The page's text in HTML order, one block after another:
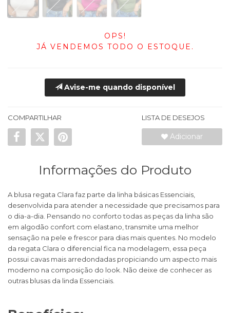
OPS!
JÁ VENDEMOS TODO O ESTOQUE.
Avise-me quando disponível
COMPARTILHAR LISTA DE DESEJOS
Adicionar
Informações do Produto
A blusa regata Clara faz parte da linha básicas Essenciais,
desenvolvida para atender a necessidade que precisamos para
o dia-a-dia. Pensando no conforto todas as peças da linha são
em algodão confort com elastano, transmite uma melhor
sensação na pele e frescor para dias mais quentes. No modelo
da regata Clara o diferencial fica na modelagem, essa peça
possui cavas mais arredondadas propiciando um aspecto mais
moderno na composição do look. Não deixe de conhecer as
outras blusas da linda Essenciais.